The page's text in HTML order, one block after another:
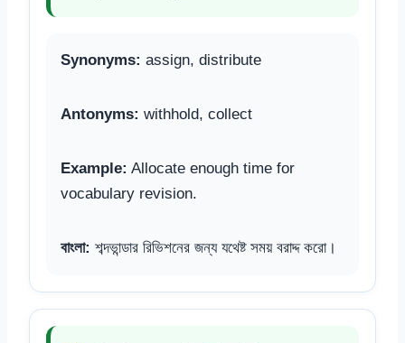
Synonyms: assign, distribute
Antonyms: withhold, collect
Example: Allocate enough time for
vocabulary revision.
বাংলা: শব্দভান্ডার রিভিশনের জন্য যথেষ্ট সময় বরাদ্দ করো।